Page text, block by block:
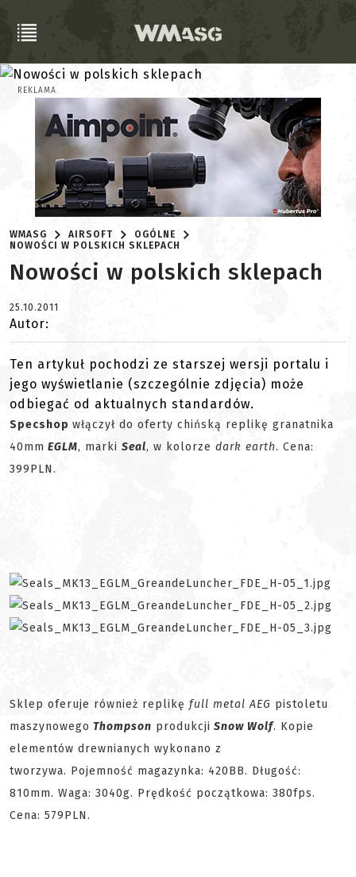
REKLAMA
WMASG AIRSOFT
OGÓLNE
NOWOŚCI W POLSKICH SKLEPACH
Nowości w polskich sklepach
25.10.2011
Autor:
Ten artykuł pochodzi ze starszej wersji portalu i
jego wyświetlanie (szczególnie zdjęcia) może
odbiegać od aktualnych standardów.
Specshop włączył do oferty chińską replikę granatnika
40mm EGLM, marki Seal, w kolorze dark earth. Cena:
399PLN.
Sklep oferuje również replikę full metal AEG pistoletu
maszynowego Thompson produkcji Snow Wolf. Kopie
elementów drewnianych wykonano z
tworzywa. Pojemność magazynka: 420BB. Długość:
810mm. Waga: 3040g. Prędkość początkowa: 380fps.
Cena: 579PLN.